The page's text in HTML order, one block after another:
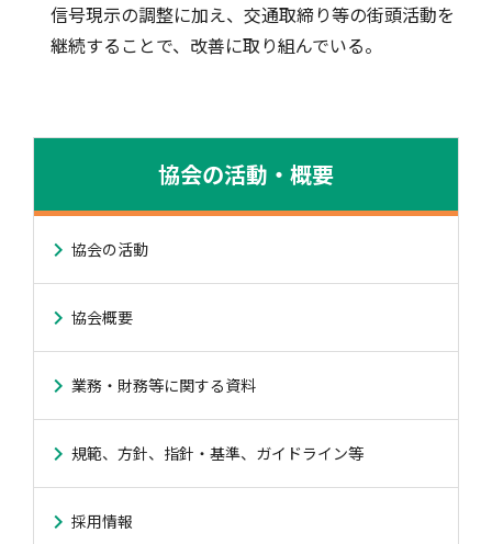
信号現示の調整に加え、交通取締り等の街頭活動を
継続することで、改善に取り組んでいる。
協会の活動・概要
協会の活動
協会概要
業務・財務等に関する資料
規範、方針、指針・基準、ガイドライン等
採用情報